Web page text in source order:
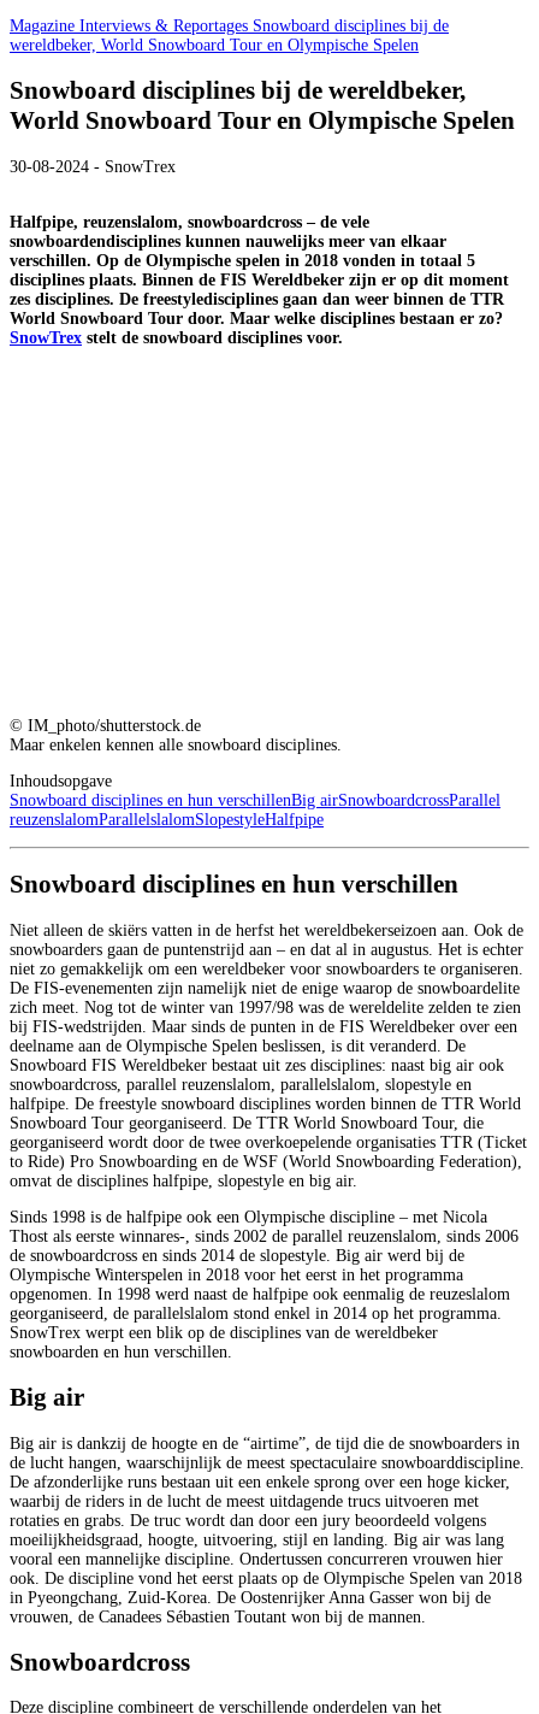
Magazine Interviews & Reportages Snowboard disciplines bij de
wereldbeker, World Snowboard Tour en Olympische Spelen
Snowboard disciplines bij de wereldbeker,
World Snowboard Tour en Olympische Spelen
30-08-2024 - SnowTrex
Halfpipe, reuzenslalom, snowboardcross – de vele
snowboardendisciplines kunnen nauwelijks meer van elkaar
verschillen. Op de Olympische spelen in 2018 vonden in totaal 5
disciplines plaats. Binnen de FIS Wereldbeker zijn er op dit moment
zes disciplines. De freestyledisciplines gaan dan weer binnen de TTR
World Snowboard Tour door. Maar welke disciplines bestaan er zo?
SnowTrex stelt de snowboard disciplines voor.
© IM_photo/shutterstock.de
Maar enkelen kennen alle snowboard disciplines.
Inhoudsopgave
Snowboard disciplines en hun verschillenBig airSnowboardcrossParallel
reuzenslalomParallelslalomSlopestyleHalfpipe
Snowboard disciplines en hun verschillen
Niet alleen de skiërs vatten in de herfst het wereldbekerseizoen aan. Ook de
snowboarders gaan de puntenstrijd aan – en dat al in augustus. Het is echter
niet zo gemakkelijk om een wereldbeker voor snowboarders te organiseren.
De FIS-evenementen zijn namelijk niet de enige waarop de snowboardelite
zich meet. Nog tot de winter van 1997/98 was de wereldelite zelden te zien
bij FIS-wedstrijden. Maar sinds de punten in de FIS Wereldbeker over een
deelname aan de Olympische Spelen beslissen, is dit veranderd. De
Snowboard FIS Wereldbeker bestaat uit zes disciplines: naast big air ook
snowboardcross, parallel reuzenslalom, parallelslalom, slopestyle en
halfpipe. De freestyle snowboard disciplines worden binnen de TTR World
Snowboard Tour georganiseerd. De TTR World Snowboard Tour, die
georganiseerd wordt door de twee overkoepelende organisaties TTR (Ticket
to Ride) Pro Snowboarding en de WSF (World Snowboarding Federation),
omvat de disciplines halfpipe, slopestyle en big air.
Sinds 1998 is de halfpipe ook een Olympische discipline – met Nicola
Thost als eerste winnares-, sinds 2002 de parallel reuzenslalom, sinds 2006
de snowboardcross en sinds 2014 de slopestyle. Big air werd bij de
Olympische Winterspelen in 2018 voor het eerst in het programma
opgenomen. In 1998 werd naast de halfpipe ook eenmalig de reuzeslalom
georganiseerd, de parallelslalom stond enkel in 2014 op het programma.
SnowTrex werpt een blik op de disciplines van de wereldbeker
snowboarden en hun verschillen.
Big air
Big air is dankzij de hoogte en de “airtime”, de tijd die de snowboarders in
de lucht hangen, waarschijnlijk de meest spectaculaire snowboarddiscipline.
De afzonderlijke runs bestaan uit een enkele sprong over een hoge kicker,
waarbij de riders in de lucht de meest uitdagende trucs uitvoeren met
rotaties en grabs. De truc wordt dan door een jury beoordeeld volgens
moeilijkheidsgraad, hoogte, uitvoering, stijl en landing. Big air was lang
vooral een mannelijke discipline. Ondertussen concurreren vrouwen hier
ook. De discipline vond het eerst plaats op de Olympische Spelen van 2018
in Pyeongchang, Zuid-Korea. De Oostenrijker Anna Gasser won bij de
vrouwen, de Canadees Sébastien Toutant won bij de mannen.
Snowboardcross
Deze discipline combineert de verschillende onderdelen van het